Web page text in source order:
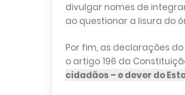
divulgar nomes de
ao questionar a lisura do
Por fim, as declarações
o artigo 196 da
cidadãos – e dever do